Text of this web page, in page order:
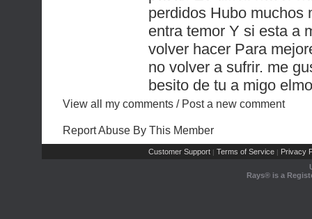
perdidos Hubo muchos
entra temor Y si esta a
volver hacer Para
no volver a sufrir. me
besito de tu a migo
View all my comments / Post a new comment
Report Abuse By This Member
Customer Support | Terms of Service | Privacy
Rays® is a